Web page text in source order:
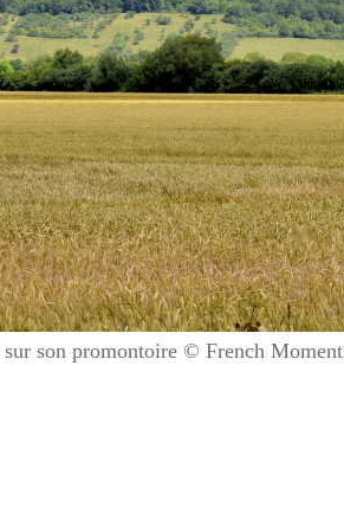
son promontoire © French